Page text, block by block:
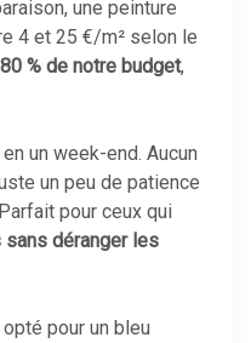
une peinture
4 et 25 €/m² selon le
% de notre budget,
un week-end. Aucun
un peu de patience
pour ceux qui
déranger les
pour un bleu